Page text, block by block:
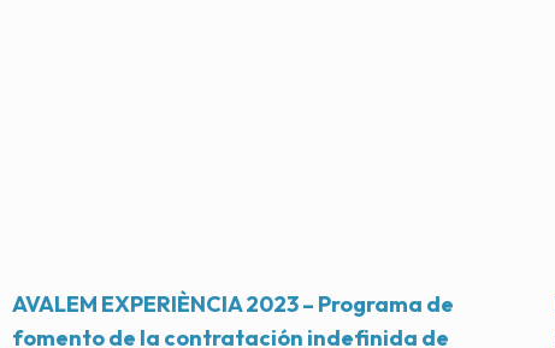
AVALEM EXPERIÈNCIA 2023 – Programa de
fomento de la contratación indefinida de